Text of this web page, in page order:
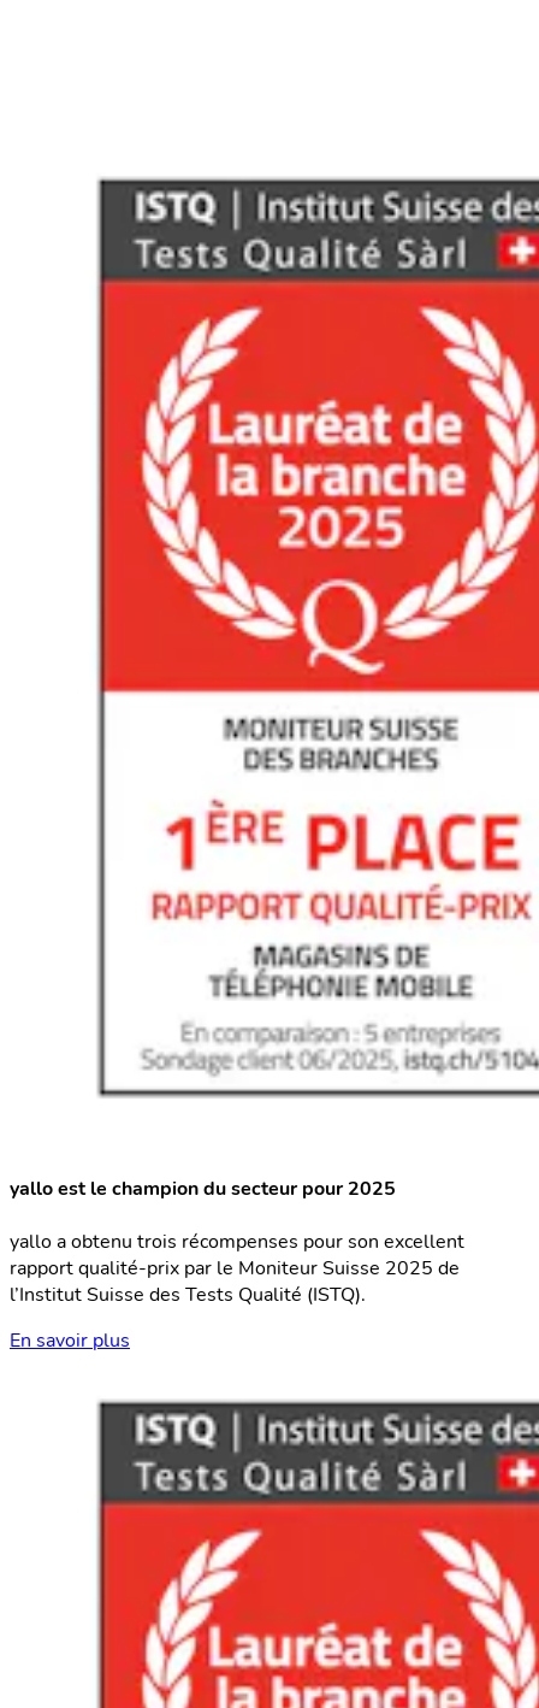
yallo est le champion du secteur pour 2025
yallo a obtenu trois récompenses pour son excellent
rapport qualité-prix par le Moniteur Suisse 2025 de
l’Institut Suisse des Tests Qualité (ISTQ).
En savoir plus